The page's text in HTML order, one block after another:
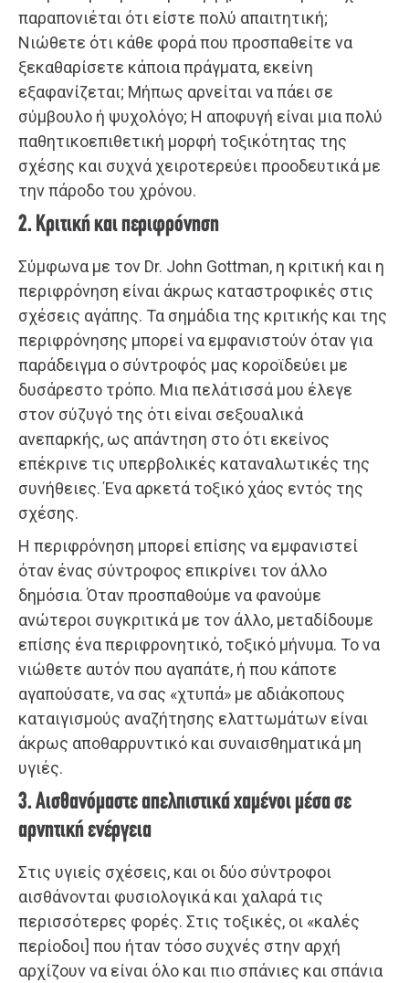
παραπονιέται ότι είστε πολύ απαιτητική;
Νιώθετε ότι κάθε φορά που προσπαθείτε να
ξεκαθαρίσετε κάποια πράγματα, εκείνη
εξαφανίζεται; Μήπως αρνείται να πάει σε
σύμβουλο ή ψυχολόγο; Η αποφυγή είναι μια πολύ
παθητικοεπιθετική μορφή τοξικότητας της
σχέσης και συχνά χειροτερεύει προοδευτικά με
την πάροδο του χρόνου.
2. Κριτική και περιφρόνηση
Σύμφωνα με τον Dr. John Gottman, η κριτική και η
περιφρόνηση είναι άκρως καταστροφικές στις
σχέσεις αγάπης. Τα σημάδια της κριτικής και της
περιφρόνησης μπορεί να εμφανιστούν όταν για
παράδειγμα ο σύντροφός μας κοροϊδεύει με
δυσάρεστο τρόπο. Μια πελάτισσά μου έλεγε
στον σύζυγό της ότι είναι σεξουαλικά
ανεπαρκής, ως απάντηση στο ότι εκείνος
επέκρινε τις υπερβολικές καταναλωτικές της
συνήθειες. Ένα αρκετά τοξικό χάος εντός της
σχέσης.
Η περιφρόνηση μπορεί επίσης να εμφανιστεί
όταν ένας σύντροφος επικρίνει τον άλλο
δημόσια. Όταν προσπαθούμε να φανούμε
ανώτεροι συγκριτικά με τον άλλο, μεταδίδουμε
επίσης ένα περιφρονητικό, τοξικό μήνυμα. Το να
νιώθετε αυτόν που αγαπάτε, ή που κάποτε
αγαπούσατε, να σας «χτυπά» με αδιάκοπους
καταιγισμούς αναζήτησης ελαττωμάτων είναι
άκρως αποθαρρυντικό και συναισθηματικά μη
υγιές.
3. Αισθανόμαστε απελπιστικά χαμένοι μέσα σε
αρνητική ενέργεια
Στις υγιείς σχέσεις, και οι δύο σύντροφοι
αισθάνονται φυσιολογικά και χαλαρά τις
περισσότερες φορές. Στις τοξικές, οι «καλές
περίοδοι] που ήταν τόσο συχνές στην αρχή
αρχίζουν να είναι όλο και πιο σπάνιες και σπάνια